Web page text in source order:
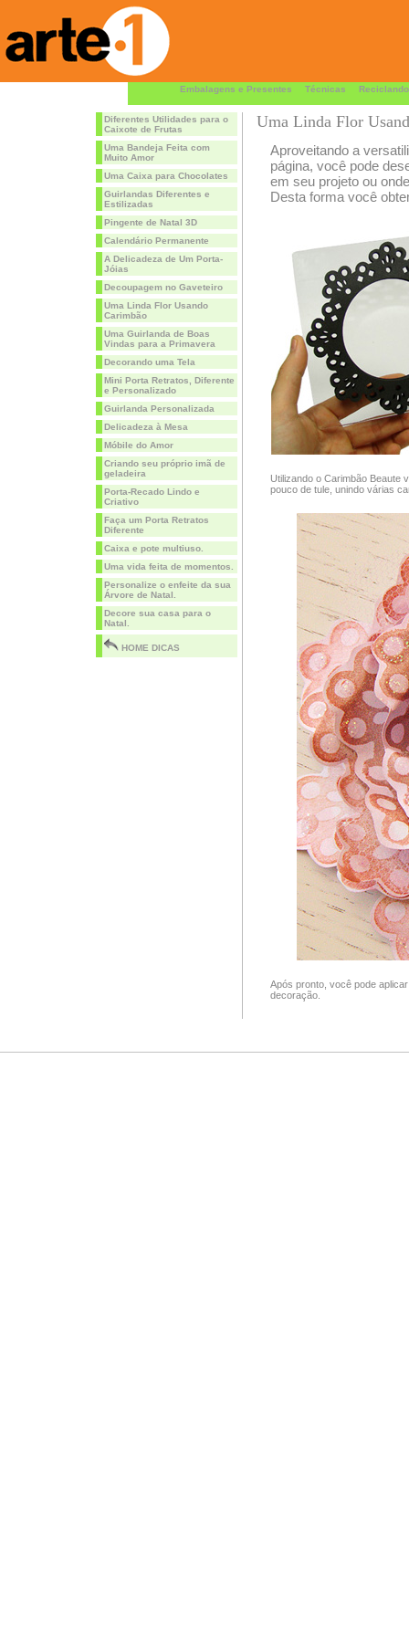
Embalagens e Presentes Técnicas Reciclando
Diferentes Utilidades para o
Caixote de Frutas
Uma Bandeja Feita com
Muito Amor
Uma Caixa para Chocolates
Guirlandas Diferentes e
Estilizadas
Pingente de Natal 3D
Calendário Permanente
A Delicadeza de Um Porta-
Jóias
Decoupagem no Gaveteiro
Uma Linda Flor Usando
Carimbão
Uma Guirlanda de Boas
Vindas para a Primavera
Decorando uma Tela
Mini Porta Retratos, Diferente
e Personalizado
Guirlanda Personalizada
Delicadeza à Mesa
Móbile do Amor
Criando seu próprio imã de
geladeira
Porta-Recado Lindo e
Criativo
Faça um Porta Retratos
Diferente
Caixa e pote multiuso.
Uma vida feita de momentos.
Personalize o enfeite da sua
Árvore de Natal.
Decore sua casa para o
Natal.
HOME DICAS
Uma Linda Flor
Aproveitando a
página, você pode
em seu projeto ou
Desta forma você
Utilizando o Carimbão Beaute
pouco de tule, unindo várias
Após pronto, você pode
decoração.